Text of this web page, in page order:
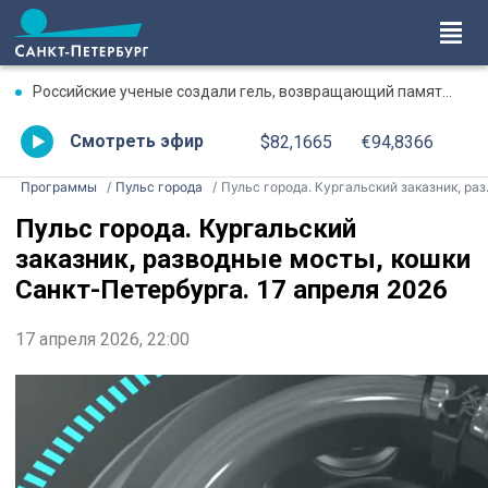
Российские ученые создали гель, возвращающий память после травмы
Смотреть эфир $82,1665 €94,8366
Программы Пульс города Пульс города. Кургальский заказник, разводные мосты, кошки Санкт-Петербурга. 17 апреля 2026
Пульс города. Кургальский
заказник, разводные мосты, кошки
Санкт-Петербурга. 17 апреля 2026
17 апреля 2026, 22:00